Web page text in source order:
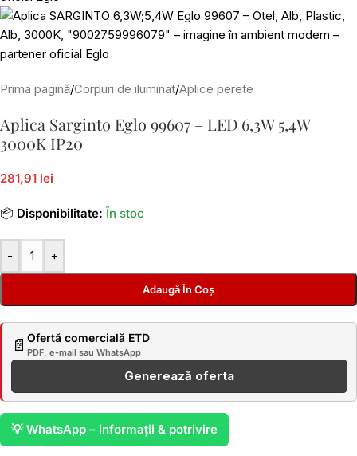
Prima pagină/Corpuri de iluminat/Aplice perete
Aplica Sarginto Eglo 99607 – LED 6,3W 5,4W
3000K IP20
281,91 lei
📦 Disponibilitate: În stoc
- +
Adaugă În Coș
📄 Ofertă comercială ETD
PDF, e-mail sau WhatsApp
Generează oferta
💡 WhatsApp – informații & potrivire